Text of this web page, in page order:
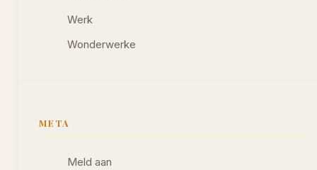
Werk
Wonderwerke
META
Meld aan